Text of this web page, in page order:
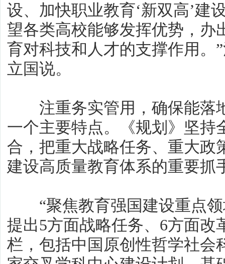
设、加快职业教育‘新双高’建
望各类高校能够发挥优势，办
育对科技和人才的支撑作用。
立国说。
注重务实管用，确保能落
一个主要特点。《规划》坚持
合，把重大战略任务、重大政
建设高质量教育体系的重要抓
“聚焦教育强国建设重点领
提出5方面战略任务、6方面改
栏，包括中国原创性哲学社会